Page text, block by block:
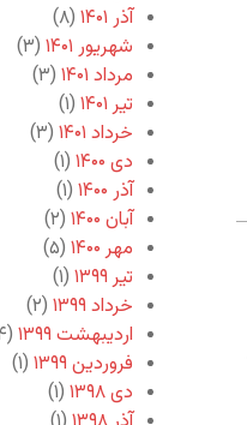
آذر ۱۴۰۱
(۸)
شهریور ۱۴۰۱
(۳)
مرداد ۱۴۰۱
(۳)
تیر ۱۴۰۱
(۱)
خرداد ۱۴۰۱
(۳)
دی ۱۴۰۰
(۱)
آذر ۱۴۰۰
(۱)
آبان ۱۴۰۰
(۲)
مهر ۱۴۰۰
(۵)
تیر ۱۳۹۹
(۱)
خرداد ۱۳۹۹
(۲)
اردیبهشت ۱۳۹۹
(۴)
فروردین ۱۳۹۹
(۱)
دی ۱۳۹۸
(۱)